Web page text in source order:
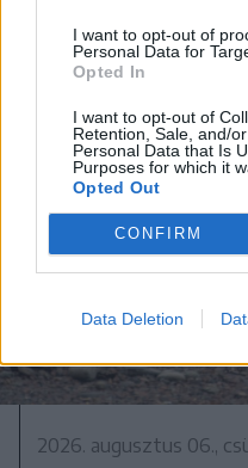
I want to opt-out of
Personal Data for
Opted In
I want to opt-out of
Retention, Sale, and/
Personal Data that Is
Purposes for which it
Opted Out
CONFIRM
Data Deletion
2026. augusztus 06.,